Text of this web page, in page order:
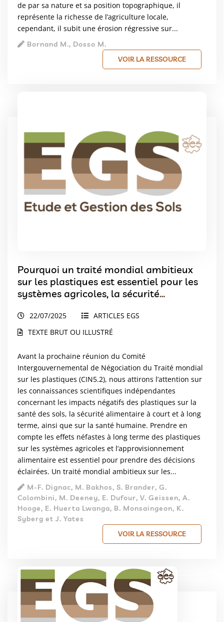
de par sa nature et sa position topographique, il
représente la richesse de l’agriculture locale,
cependant, il subit une érosion régressive sur...
Bornand M., Dosso M.
VOIR LA RESSOURCE
Pourquoi un traité mondial ambitieux
sur les plastiques est essentiel pour les
systèmes agricoles, la sécurité
22/07/2025
ARTICLES EGS
TEXTE BRUT OU ILLUSTRÉ
Avant la prochaine réunion du Comité
Intergouvernemental de Négociation du Traité mondial
sur les plastiques (CIN5.2), nous attirons l’attention sur
les connaissances scientifiques indépendantes
concernant les impacts négatifs des plastiques sur la
santé des sols, la sécurité alimentaire à court et à long
terme, ainsi que sur la santé humaine. Prendre en
compte les effets néfastes à long terme des plastiques
sur les systèmes agricoles et l’approvisionnement
alimentaire est essentiel pour prendre des décisions
éclairées. Un traité mondial ambitieux sur les...
M-F. Dignac, M. Bakhos, S. Brander, G.
Colombini, M. Deeney, E. Dufour, V. Geissen, A.
Hooge, E. Huerta Lwanga, B. Monsaingeon, K.
Syberg et J. Yates
VOIR LA RESSOURCE